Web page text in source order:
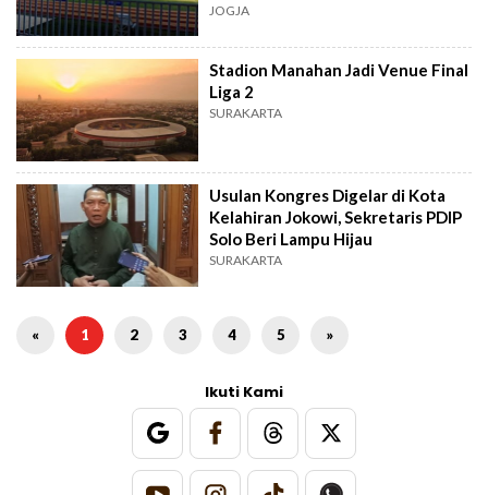
JOGJA
Stadion Manahan Jadi Venue Final
Liga 2
SURAKARTA
Usulan Kongres Digelar di Kota
Kelahiran Jokowi, Sekretaris PDIP
Solo Beri Lampu Hijau
SURAKARTA
« 1 2 3 4 5 »
Ikuti Kami